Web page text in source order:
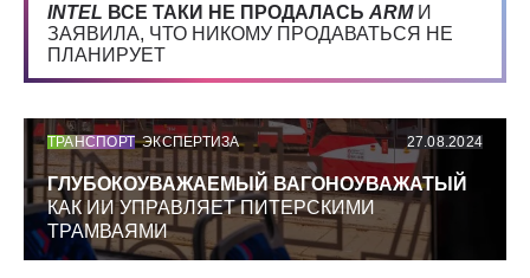
INTEL ВСЕ ТАКИ НЕ ПРОДАЛАСЬ ARMИ
ЗАЯВИЛА, ЧТО НИКОМУ ПРОДАВАТЬСЯ НЕ
ПЛАНИРУЕТ
ТРАНСПОРТ ЭКСПЕРТИЗА 27.08.2024
ГЛУБОКОУВАЖАЕМЫЙ ВАГОНОУВАЖАТЫЙ
КАК ИИ УПРАВЛЯЕТ ПИТЕРСКИМИ
ТРАМВАЯМИ